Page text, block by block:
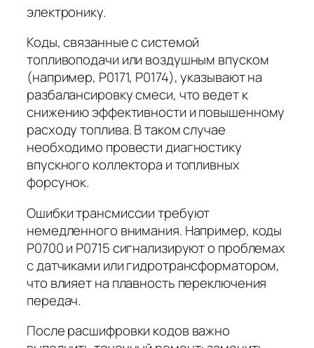
электронику.
Коды, связанные с системой
топливоподачи или воздушным впуском
(например, P0171, P0174), указывают на
разбалансировку смеси, что ведет к
снижению эффективности и повышенному
расходу топлива. В таком случае
необходимо провести диагностику
впускного коллектора и топливных
форсунок.
Ошибки трансмиссии требуют
немедленного внимания. Например, коды
P0700 и P0715 сигнализируют о проблемах
с датчиками или гидротрансформатором,
что влияет на плавность переключения
передач.
После расшифровки кодов важно